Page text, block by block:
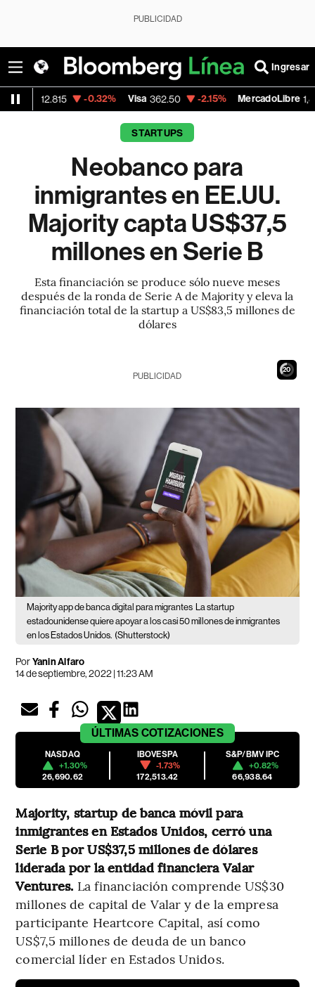
PUBLICIDAD
Ingresar
-0.32% Visa 362.50 -2.15% MercadoLibre 1,821.795 -
STARTUPS
Neobanco para
inmigrantes en EE.UU.
Majority capta US$37,5
millones en Serie B
Esta financiación se produce sólo nueve meses
después de la ronda de Serie A de Majority y eleva la
financiación total de la startup a US$83,5 millones de
dólares
19
PUBLICIDAD
Majority app de banca digital para migrantes
La startup
estadounidense quiere apoyar a los casi 50 millones de inmigrantes
en los Estados Unidos. (Shutterstock)
PorYanin Alfaro
14 de septiembre, 2022 | 11:23 AM
ÚLTIMAS COTIZACIONES
NASDAQ
+1.30%
26,690.62
IBOVESPA
-1.73%
172,513.42
S&P/BMV IPC
+0.82%
66,938.64
Majority, startup de banca móvil para
inmigrantes en Estados Unidos, cerró una
Serie B por US$37,5 millones de dólares
liderada por la entidad financiera Valar
Ventures. La financiación comprende US$30
millones de capital de Valar y de la empresa
participante Heartcore Capital, así como
US$7,5 millones de deuda de un banco
comercial líder en Estados Unidos.